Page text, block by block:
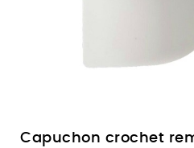
Capuchon crochet